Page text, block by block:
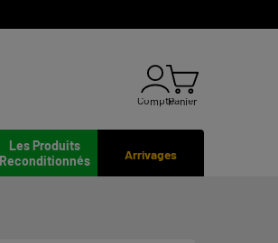
ComptePanier
Arrivages
Les Produits
Reconditionnés